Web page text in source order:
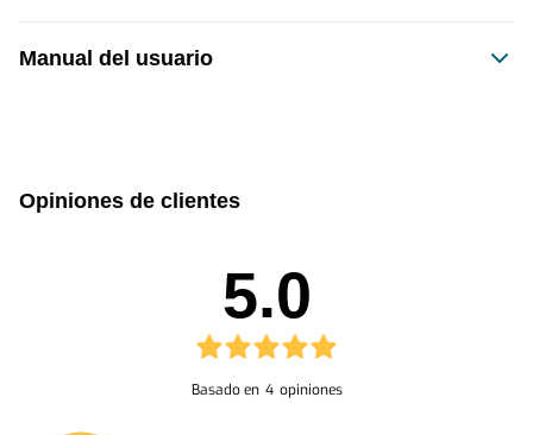
Manual del usuario
Opiniones de clientes
5.0
Basado en 4 opiniones